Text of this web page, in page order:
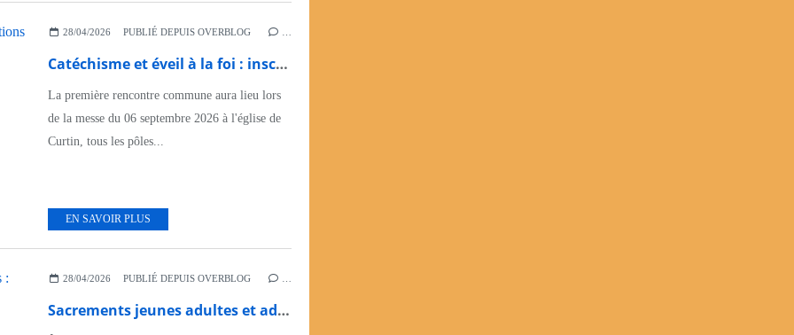
28/04/2026 PUBLIÉ DEPUIS OVERBLOG
Catéchisme et éveil à la foi : inscriptions et dates des rencontres 2026/2027
La première rencontre commune aura lieu lors
de la messe du 06 septembre 2026 à l'église de
Curtin, tous les pôles...
EN SAVOIR PLUS
28/04/2026 PUBLIÉ DEPUIS OVERBLOG
Sacrements jeunes adultes et adultes : baptême, communion, confirmation